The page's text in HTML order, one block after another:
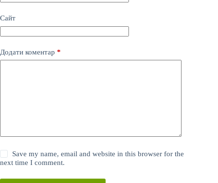
Сайт
Додати коментар *
Save my name, email and website in this browser for the
next time I comment.